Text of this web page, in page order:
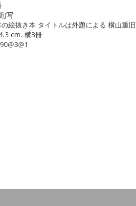
]写
絵抜き本 タイトルは外題による 横山重
cm. 横3冊